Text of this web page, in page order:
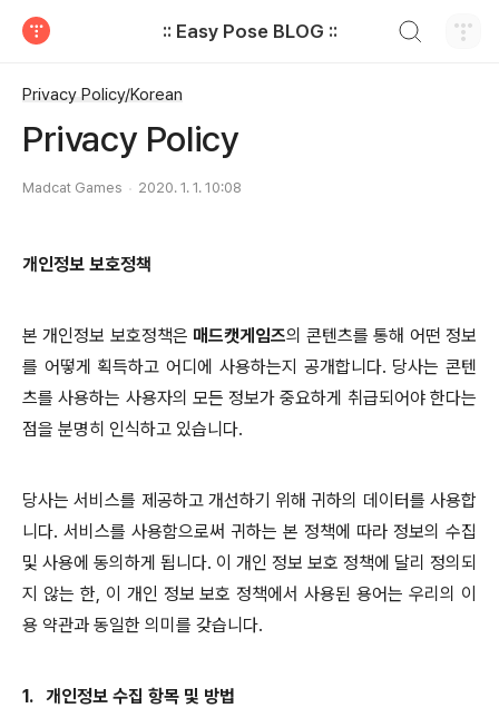
:: Easy Pose BLOG ::
Privacy Policy/Korean
Privacy Policy
Madcat Games 2020. 1. 1. 10:08
개인정보 보호정책
본 개인정보 보호정책은 매드캣게임즈의 콘텐츠를 통해 어떤 정보
를 어떻게 획득하고 어디에 사용하는지 공개합니다. 당사는 콘텐
츠를 사용하는 사용자의 모든 정보가 중요하게 취급되어야 한다는
점을 분명히 인식하고 있습니다.
당사는 서비스를 제공하고 개선하기 위해 귀하의 데이터를 사용합
니다. 서비스를 사용함으로써 귀하는 본 정책에 따라 정보의 수집
및 사용에 동의하게 됩니다. 이 개인 정보 보호 정책에 달리 정의되
지 않는 한, 이 개인 정보 보호 정책에서 사용된 용어는 우리의 이
용 약관과 동일한 의미를 갖습니다.
1. 개인정보 수집 항목 및 방법